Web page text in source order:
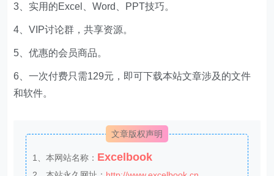
3、实用的Excel、Word、PPT技巧。
4、VIP讨论群，共享资源。
5、优惠的会员商品。
6、一次付费只需129元，即可下载本站文章涉及的文件
和软件。
文章版权声明
1、本网站名称： Excelbook